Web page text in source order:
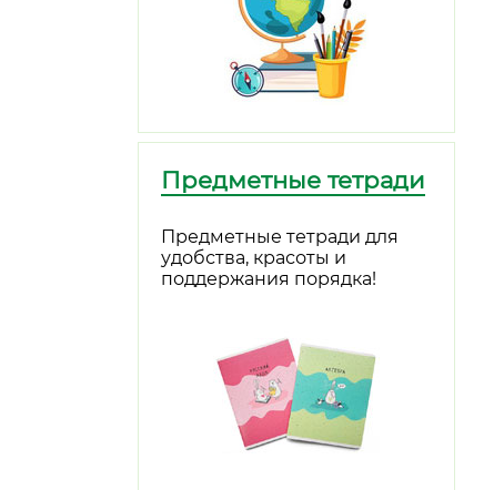
Предметные тетради
Предметные тетради для
удобства, красоты и
поддержания порядка!